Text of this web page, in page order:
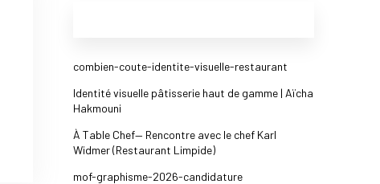
combien-coute-identite-visuelle-restaurant
Identité visuelle pâtisserie haut de gamme | Aïcha
Hakmouni
À Table Chef— Rencontre avec le chef Karl
Widmer (Restaurant Limpide)​
mof-graphisme-2026-candidature